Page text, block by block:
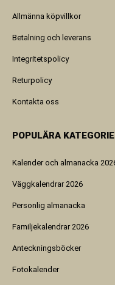
Allmänna köpvillkor
Betalning och leverans
Integritetspolicy
Returpolicy
Kontakta oss
POPULÄRA
Kalender och almanacka
Väggkalendrar 2026
Personlig almanacka
Familjekalendrar 2026
Anteckningsböcker
Fotokalender